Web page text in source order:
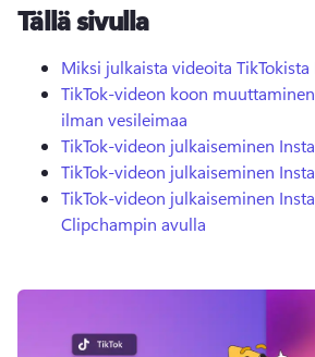
Tällä sivulla
Miksi julkaista videoita
TikTok-videon koon
ilman vesileimaa
TikTok-videon julkaiseminen
TikTok-videon julkaiseminen
TikTok-videon julkaiseminen
Clipchampin avulla